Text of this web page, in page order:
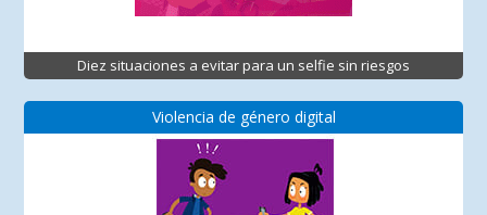
Diez situaciones a evitar para un selfie sin riesgos
Violencia de género digital